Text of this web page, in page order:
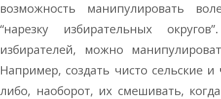
возможность манипулировать
“нарезку избирательных
избирателей, можно
Например, создать чисто сельские и
либо, наоборот, их смешивать,